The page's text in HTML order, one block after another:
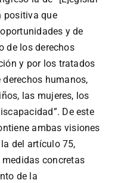
positiva que
y de
de los derechos
y por los tratados
humanos,
las mujeres, los
De este
ambas visiones
del artículo 75,
concretas
de la